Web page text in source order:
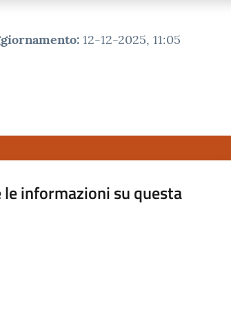
: 12-12-2025, 11:05
informazioni su questa